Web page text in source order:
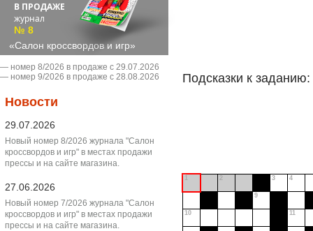
В ПРОДАЖЕ
журнал
№ 8
«Салон кроссвордов и игр»
― номер 8/2026 в продаже с 29.07.2026
― номер 9/2026 в продаже с 28.08.2026
Новости
29.07.2026
Новый номер 8/2026 журнала "Салон
кроссвордов и игр" в местах продажи
прессы и на сайте магазина.
27.06.2026
Новый номер 7/2026 журнала "Салон
кроссвордов и игр" в местах продажи
прессы и на сайте магазина.
Подсказки к заданию:
1 2 3 4
9
10 11